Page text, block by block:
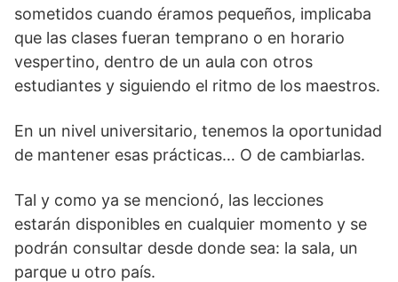
sometidos cuando éramos pequeños, implicaba
que las clases fueran temprano o en horario
vespertino, dentro de un aula con otros
estudiantes y siguiendo el ritmo de los maestros.
En un nivel universitario, tenemos la oportunidad
de mantener esas prácticas… O de cambiarlas.
Tal y como ya se mencionó, las lecciones
estarán disponibles en cualquier momento y se
podrán consultar desde donde sea: la sala, un
parque u otro país.